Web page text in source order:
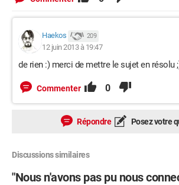
Haekos 209
12 juin 2013 à 19:47
de rien :) merci de mettre le sujet en résolu
Commenter 0
Répondre Posez votre
Discussions similaires
"Nous n'avons pas pu nous